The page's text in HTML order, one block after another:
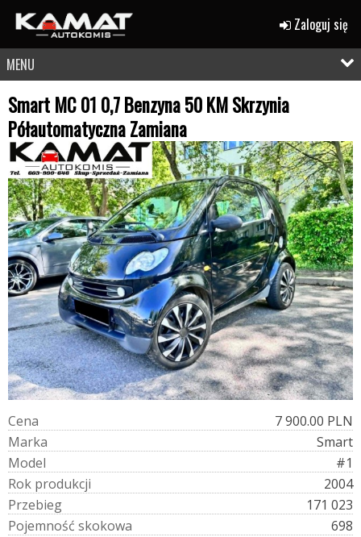
Zaloguj się
MENU
Smart MC 01 0,7 Benzyna 50 KM Skrzynia
Półautomatyczna Zamiana
Cena
7 900.00 PLN
Marka
Smart
Model
#1
Rok produkcji
2004
Przebieg
171 023
Pojemność skokowa
698